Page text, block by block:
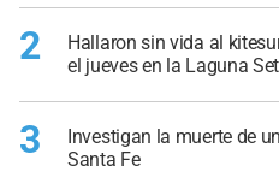
2
Hallaron sin vida al
el jueves en la Laguna
3
Investigan la muerte de
Santa Fe